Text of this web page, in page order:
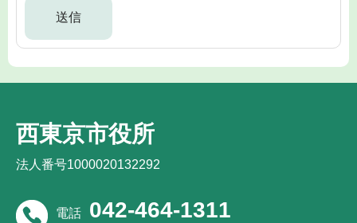
西東京市役所
法人番号1000020132292
電話 042-464-1311